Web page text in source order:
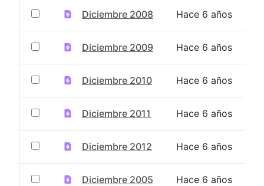
Diciembre 2008 Hace 6 años
Diciembre 2009 Hace 6 años
Diciembre 2010 Hace 6 años
Diciembre 2011 Hace 6 años
Diciembre 2012 Hace 6 años
Diciembre 2005 Hace 6 años